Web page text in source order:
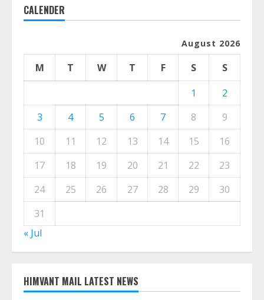
CALENDER
August 2026
M T W T F S
S
1
2
3
4 5 6 7 8
9
10
11 12 13 14 15
16
17
18 19 20 21 22
23
24
25 26 27 28 29
30
31
« Jul
HIMVANT MAIL LATEST NEWS